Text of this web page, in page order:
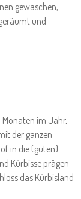
gewaschen,
und
Monaten im Jahr,
der ganzen
in die (guten)
Kürbisse prägen
das Kürbisland